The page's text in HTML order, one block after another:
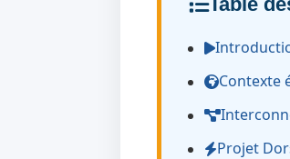
Contexte
Projet